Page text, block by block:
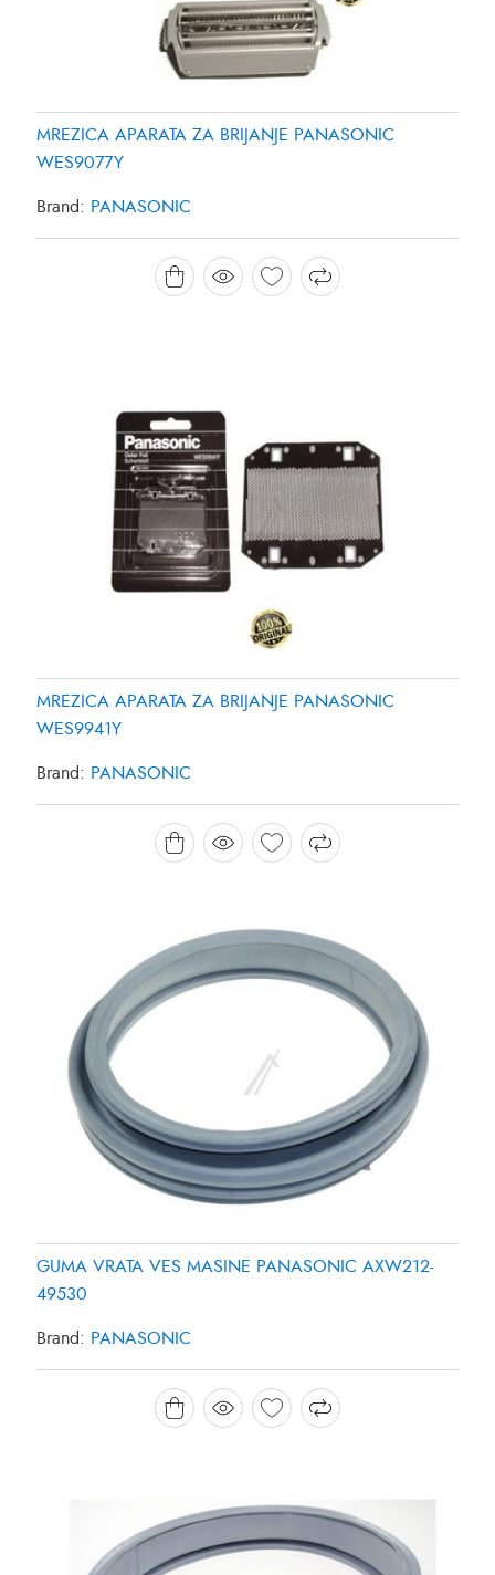
MREZICA APARATA ZA BRIJANJE PANASONIC
WES9077Y
Brand: PANASONIC
MREZICA APARATA ZA BRIJANJE PANASONIC
WES9941Y
Brand: PANASONIC
GUMA VRATA VES MASINE PANASONIC AXW212-
49530
Brand: PANASONIC